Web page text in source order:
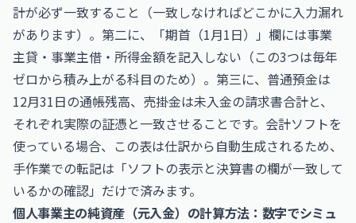
計が必ず一致すること（一致しなければどこかに入力漏れ
があります）。第二に、「期首（1月1日）」欄には事業
主貸・事業主借・所得金額を記入しない（この3つは毎年
ゼロから積み上がる科目のため）。第三に、普通預金は
12月31日の通帳残高、売掛金は未入金の請求書合計と、
それぞれ実際の証憑と一致させることです。会計ソフトを
使っている場合、この表は仕訳から自動生成されるため、
手作業での転記は「ソフトの表示と決算書の欄が一致して
いるかの確認」だけで済みます。
個人事業主の純資産（元入金）の計算方法：数字でシミュ